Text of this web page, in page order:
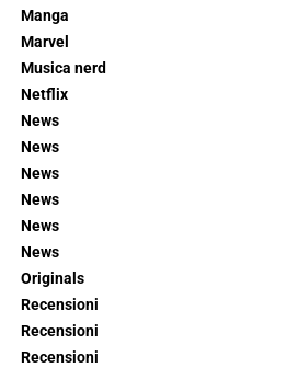
Manga
Marvel
Musica nerd
Netflix
News
News
News
News
News
News
Originals
Recensioni
Recensioni
Recensioni